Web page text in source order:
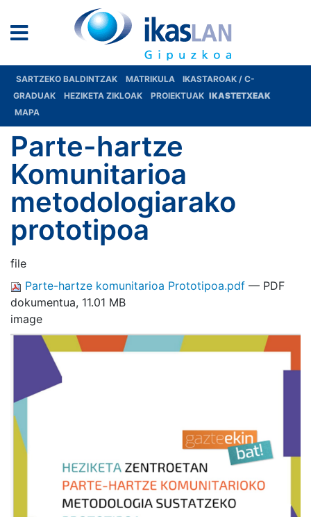
SARTZEKO BALDINTZAK MATRIKULA
IKASTAROAK / C-
GRADUAK
HEZIKETA ZIKLOAK PROIEKTUAK IKASTETXEAK
MAPA
Parte-hartze
Komunitarioa
metodologiarako
prototipoa
file
Parte-hartze komunitarioa Prototipoa.pdf — PDF
dokumentua, 11.01 MB
image